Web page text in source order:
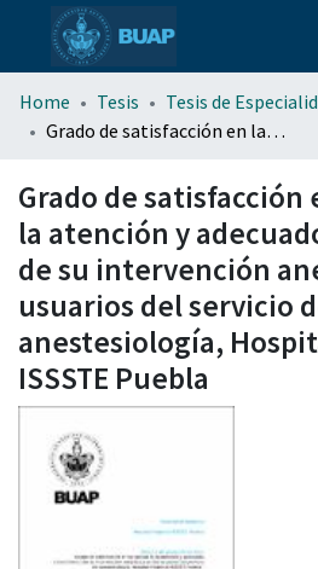
menu.section.about_menu
Home Tesis
Tesis de
Grado de satisfacción en la calidad de la atención y adecuado conocimiento de su intervención anestésica en los usuarios del servicio de anestesiología, Hospital Regional ISSSTE Puebla
Grado de satisfacción
la atención y
de su intervención
usuarios del servicio
anestesiología,
ISSSTE Puebla